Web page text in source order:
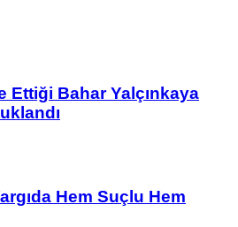
Ettiği Bahar Yalçınkaya
Hem Suçlu Hem